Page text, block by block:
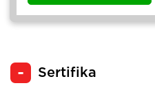
Sertifika